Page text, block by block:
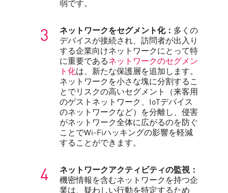
ネットワークをセグメント化： 多くの
デバイスが接続され、訪問者が出入り
する企業向けネットワークにとって特
に重要であるネットワークのセグメン
ト化は、新たな保護層を追加します。
ネットワークを小さな塊に分割するこ
とでリスクの高いセグメント（来客用
のゲストネットワーク、IoTデバイス
のネットワークなど）を分離し、侵害
がネットワーク全体に広がるのを防ぐ
ことでWi-Fiハッキングの影響を軽減
することができます。
ネットワークアクティビティの監視：
機密情報を含むネットワークを持つ企
業は、疑わしい行動を特定するため